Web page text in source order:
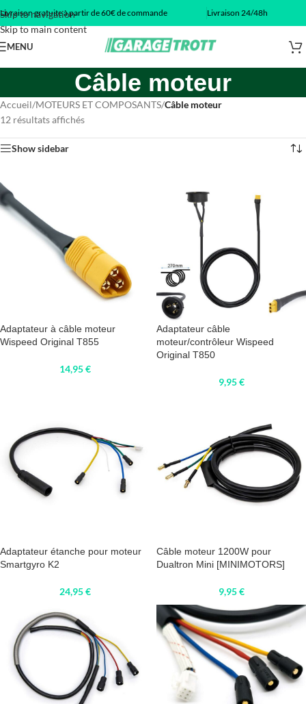
Skip to navigation
Skip to main content
Livraison gratuite à partir de 60€ de commande Livraison 24/48h
MENU
Câble moteur
Accueil/MOTEURS ET COMPOSANTS/Câble moteur
12 résultats affichés
Show sidebar
Adaptateur à câble moteur
Wispeed Original T855
14,95€
Adaptateur câble
moteur/contrôleur Wispeed
Original T850
9,95€
Adaptateur étanche pour moteur
Smartgyro K2
24,95€
Câble moteur 1200W pour
Dualtron Mini [MINIMOTORS]
9,95€